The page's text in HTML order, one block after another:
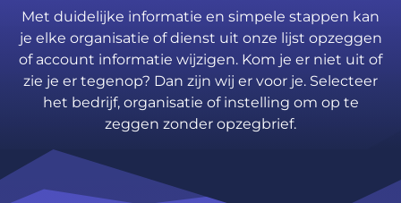
Met duidelijke informatie en simpele stappen kan
je elke organisatie of dienst uit onze lijst opzeggen
of account informatie wijzigen. Kom je er niet uit of
zie je er tegenop? Dan zijn wij er voor je. Selecteer
het bedrijf, organisatie of instelling om op te
zeggen zonder opzegbrief.